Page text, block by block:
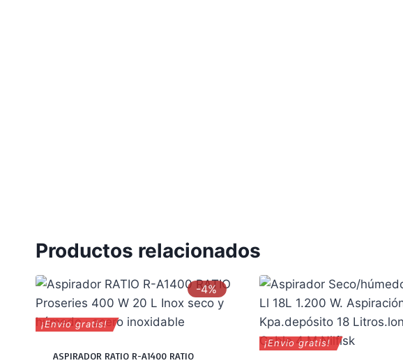
Productos relacionados
-4%
¡Envio gratis!
ASPIRADOR RATIO R-A1400 RATIO
¡Envio gratis!